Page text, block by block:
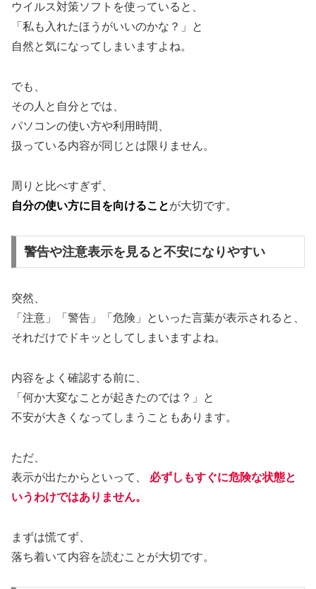
ウイルス対策ソフトを使っていると、
「私も入れたほうがいいのかな？」と
自然と気になってしまいますよね。
でも、
その人と自分とでは、
パソコンの使い方や利用時間、
扱っている内容が同じとは限りません。
周りと比べすぎず、
自分の使い方に目を向けることが大切です。
警告や注意表示を見ると不安になりやすい
突然、
「注意」「警告」「危険」といった言葉が表示されると、
それだけでドキッとしてしまいますよね。
内容をよく確認する前に、
「何か大変なことが起きたのでは？」と
不安が大きくなってしまうこともあります。
ただ、
表示が出たからといって、 必ずしもすぐに危険な状態と
いうわけではありません。
まずは慌てず、
落ち着いて内容を読むことが大切です。